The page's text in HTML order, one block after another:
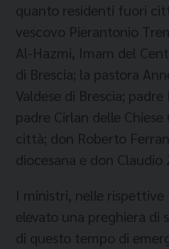
quanto residenti fuori
vescovo Pierantonio
Al-Hazmi, Imam del
di Brescia; la pastora
Valdese di Brescia;
padre Cirlan delle
città; don Roberto
diocesana e don Claudio
I ministri, nelle
elevato una preghiera
di questo tempo di